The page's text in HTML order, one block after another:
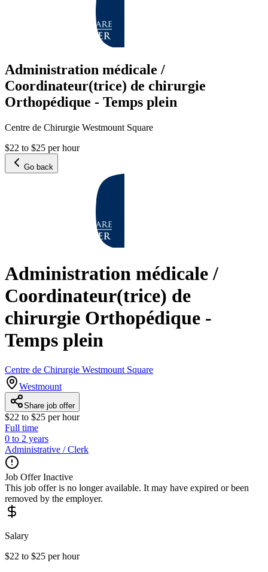
Administration médicale /
Coordinateur(trice) de chirurgie
Orthopédique - Temps plein
Centre de Chirurgie Westmount Square
$22 to $25 per hour
Go back
Administration médicale /
Coordinateur(trice) de
chirurgie Orthopédique -
Temps plein
Centre de Chirurgie Westmount Square
Westmount
Share job offer
$22 to $25 per hour
Full time
0 to 2 years
Administrative / Clerk
Job Offer Inactive
This job offer is no longer available. It may have expired or been
removed by the employer.
Salary
$22 to $25 per hour